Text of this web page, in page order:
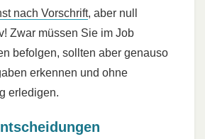
nach Vorschrift, aber null
Zwar müssen Sie im Job
befolgen, sollten aber genauso
erkennen und ohne
erledigen.